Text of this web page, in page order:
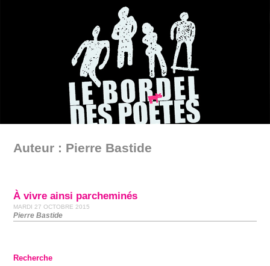
Auteur : Pierre Bastide
À vivre ainsi parcheminés
MARDI 27 OCTOBRE 2015
Pierre Bastide
Recherche